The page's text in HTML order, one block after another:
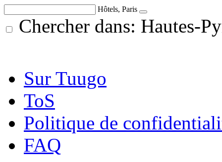
Hôtels, Paris
Chercher dans: Hautes-
Sur Tuugo
ToS
Politique de
FAQ